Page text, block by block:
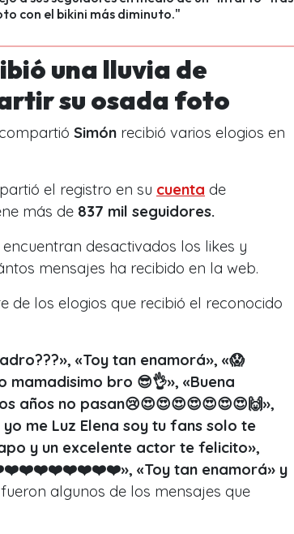
con el bikini más diminuto."
una lluvia de
su osada foto
Simón recibió varios elogios en
el registro en su cuenta de
más de 837 mil seguidores.
desactivados los likes y
mensajes ha recibido en la web.
de los elogios que recibió el reconocido
«Toy tan enamorá», «😱
mamadisimo bro 😎👌», «Buena
años no pasan😢😍😍😍😍😍😍😍🙌»,
me Luz Elena soy tu fans solo te
y un excelente actor te felicito»,
❤️❤️❤️❤️❤️❤️❤️❤️❤️», «Toy tan enamorá» y
algunos de los mensajes que